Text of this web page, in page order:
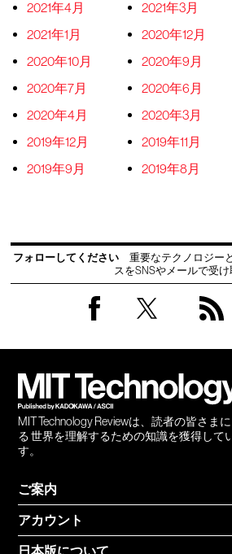
2021年4月
2021年3月
2021年1月
2020年12月
2020年10月
2020年9月
2020年7月
2020年6月
2020年4月
2020年3月
2019年12月
2019年11月
2019年9月
2019年8月
フォローしてください
重要なテクノロジー
スをSNSやメールで受け
MIT Technology Reviewは、読者の皆さま
る 世界を理解するための知識を獲得して
す。
ご案内
アカウント